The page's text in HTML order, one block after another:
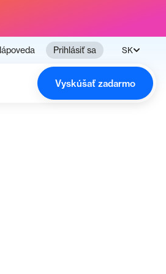
Prihlásiť sa SK
Vyskúšať zadarmo